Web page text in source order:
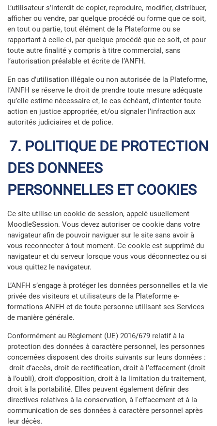
L’utilisateur s’interdit de copier, reproduire, modifier, distribuer,
afficher ou vendre, par quelque procédé ou forme que ce soit,
en tout ou partie, tout élément de la Plateforme ou se
rapportant à celle-ci, par quelque procédé que ce soit, et pour
toute autre finalité y compris à titre commercial, sans
l’autorisation préalable et écrite de l’ANFH.
En cas d’utilisation illégale ou non autorisée de la Plateforme,
l’ANFH se réserve le droit de prendre toute mesure adéquate
qu’elle estime nécessaire et, le cas échéant, d’intenter toute
action en justice appropriée, et/ou signaler l’infraction aux
autorités judiciaires et de police.
7. POLITIQUE DE PROTECTION
DES DONNEES
PERSONNELLES ET COOKIES
Ce site utilise un cookie de session, appelé usuellement
MoodleSession. Vous devez autoriser ce cookie dans votre
navigateur afin de pouvoir naviguer sur le site sans avoir à
vous reconnecter à tout moment. Ce cookie est supprimé du
navigateur et du serveur lorsque vous vous déconnectez ou si
vous quittez le navigateur.
L’ANFH s’engage à protéger les données personnelles et la vie
privée des visiteurs et utilisateurs de la Plateforme e-
formations ANFH et de toute personne utilisant ses Services
de manière générale.
Conformément au Règlement (UE) 2016/679 relatif à la
protection des données à caractère personnel, les personnes
concernées disposent des droits suivants sur leurs données :
droit d’accès, droit de rectification, droit à l’effacement (droit
à l’oubli), droit d’opposition, droit à la limitation du traitement,
droit à la portabilité. Elles peuvent également définir des
directives relatives à la conservation, à l'effacement et à la
communication de ses données à caractère personnel après
leur décès.